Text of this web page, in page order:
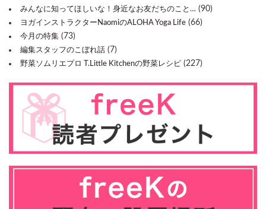
みんなに知ってほしいな！身近なお友だちのこと… (90)
ヨガインストラクターNaomiのALOHA Yoga Life (66)
今月の特集 (73)
編集スタッフのこぼれ話 (7)
野菜ソムリエプロ T.Little Kitchenの野菜レシピ (227)